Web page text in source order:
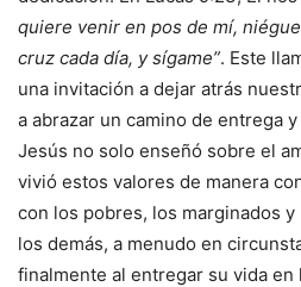
quiere venir en pos de mí,
cruz cada día, y sígame”. Este
una invitación a dejar atrás
a abrazar un camino de entrega
Jesús no solo enseñó sobre el
vivió estos valores de manera
con los pobres, los marginados
los demás, a menudo en
finalmente al entregar su vida